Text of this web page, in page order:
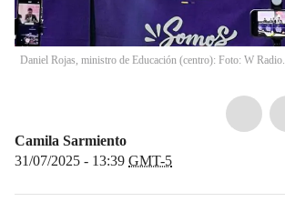
Daniel Rojas, ministro de Educación (centro): Foto: W Radio.
Camila Sarmiento
31/07/2025 - 13:39 GMT-5